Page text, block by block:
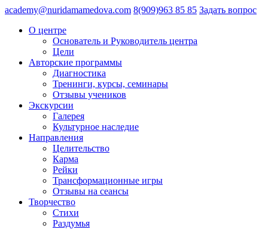
academy@nuridamamedova.com 8(909)963 85 85 Задать вопрос
О центре
Основатель и Руководитель центра
Цели
Авторские программы
Диагностика
Тренинги, курсы, семинары
Отзывы учеников
Экскурсии
Галерея
Культурное наследие
Направления
Целительство
Карма
Рейки
Трансформационные игры
Отзывы на сеансы
Творчество
Стихи
Раздумья